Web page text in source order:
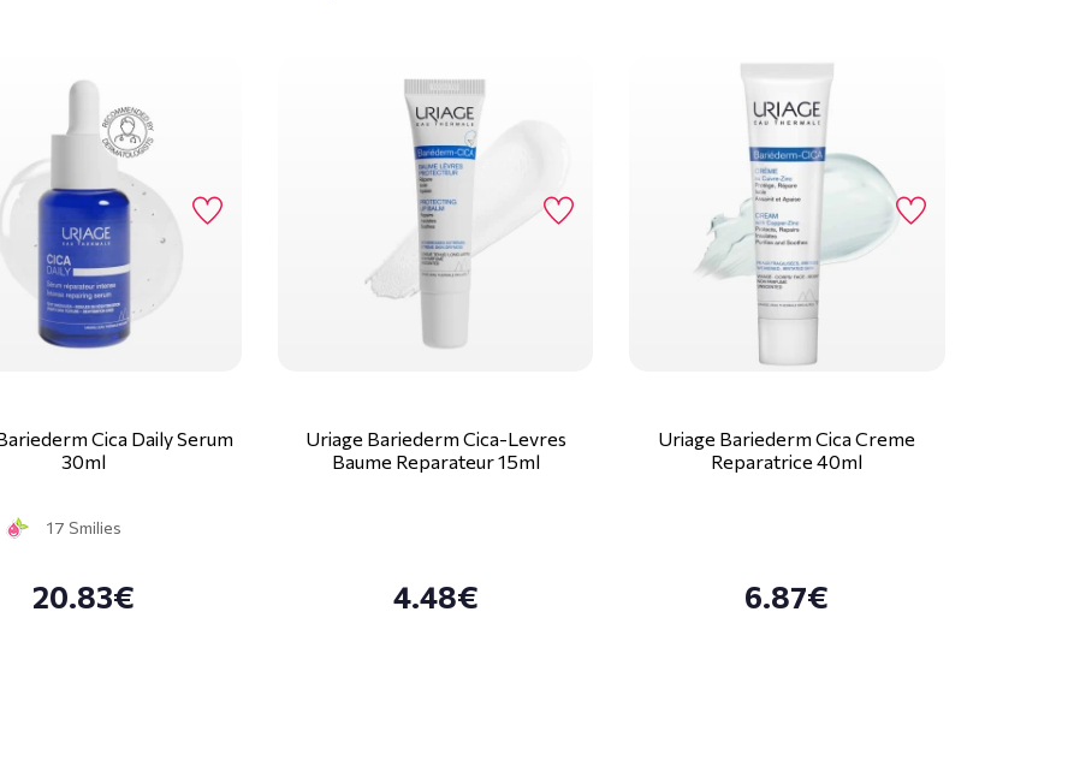
Cica Daily Serum
30ml
17 Smilies
20.83€
Uriage Bariederm Cica-Levres
Baume Reparateur 15ml
4.48€
Uriage Bariederm Cica Creme
Reparatrice 40ml
6.87€